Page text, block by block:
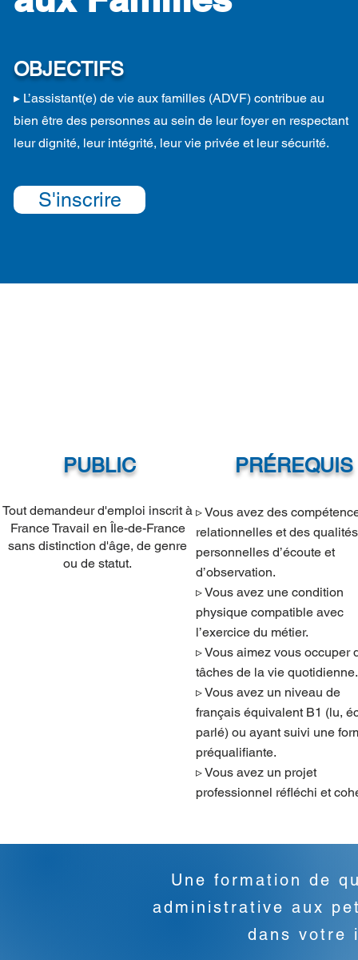
OBJECTIFS
▸ L’assistant(e) de vie aux familles (ADVF) contribue au
bien être des personnes au sein de leur foyer en respectant
leur dignité, leur intégrité, leur vie privée et leur sécurité.
S'inscrire
PUBLIC
Tout demandeur d'emploi inscrit à
France Travail en Île-de-France
sans distinction d'âge, de genre
ou de statut.
PRÉREQUIS
▹ Vous avez des
relationnelles et des qualités
personnelles d’écoute et
d’observation.
▹ Vous avez une condition
physique compatible avec
l’exercice du métier.
▹ Vous aimez vous occuper
tâches de la vie quotidienne.
▹ Vous avez un niveau de
français équivalent B1 (lu,
parlé) ou ayant suivi une
préqualifiante.
▹ Vous avez un projet
professionnel réfléchi et
Une formation de
administrative aux
dans votre